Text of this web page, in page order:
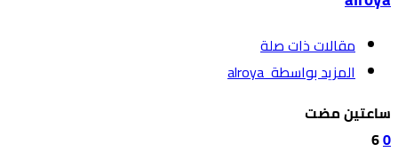
‫مقالات ذات صلة‬
‫‫المزيد بواسطة‬ ‬ alroya
‫‫‫‏‫ساعتين مضت‬
0
6